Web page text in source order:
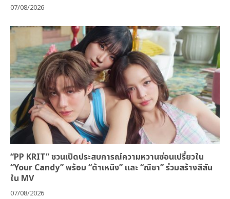
07/08/2026
“PP KRIT” ชวนเปิดประสบการณ์ความหวานซ่อนเปรี้ยวใน
“Your Candy” พร้อม “ต้าเหนิง” และ “ณิชา” ร่วมสร้างสีสัน
ใน MV
07/08/2026